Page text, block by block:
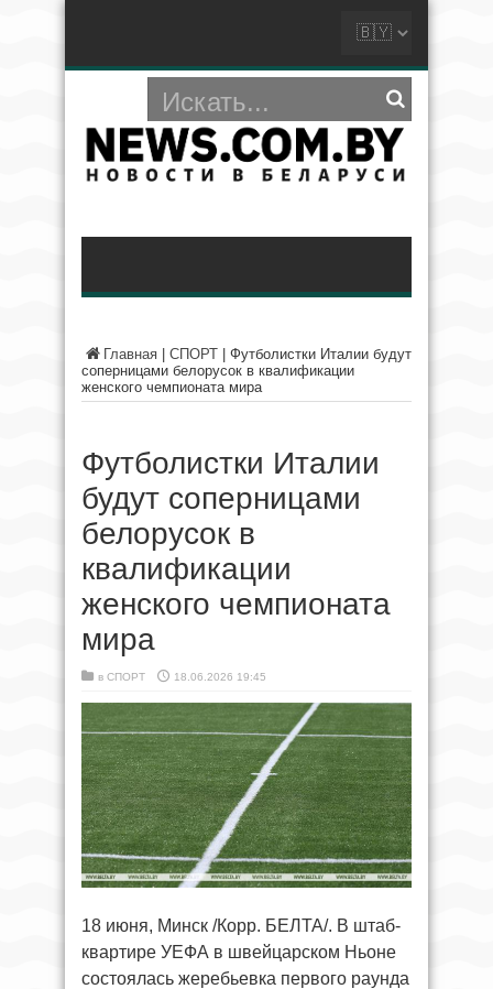
Главная СПОРТ
Футболистки Италии будут
соперницами белорусок в квалификации
женского чемпионата мира
Футболистки Италии
будут соперницами
белорусок в
квалификации
женского чемпионата
мира
в СПОРТ 18.06.2026 19:45
18 июня, Минск /Корр. БЕЛТА/. В штаб-
квартире УЕФА в швейцарском Ньоне
состоялась жеребьевка первого раунда